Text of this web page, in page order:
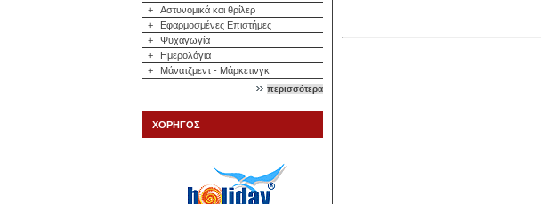
+
Αστυνομικά και θρίλερ
+
Εφαρμοσμένες Επιστήμες
+
Ψυχαγωγία
+
Ημερολόγια
+
Μάνατζμεντ - Μάρκετινγκ
περισσότερα
ΧΟΡΗΓΟΣ